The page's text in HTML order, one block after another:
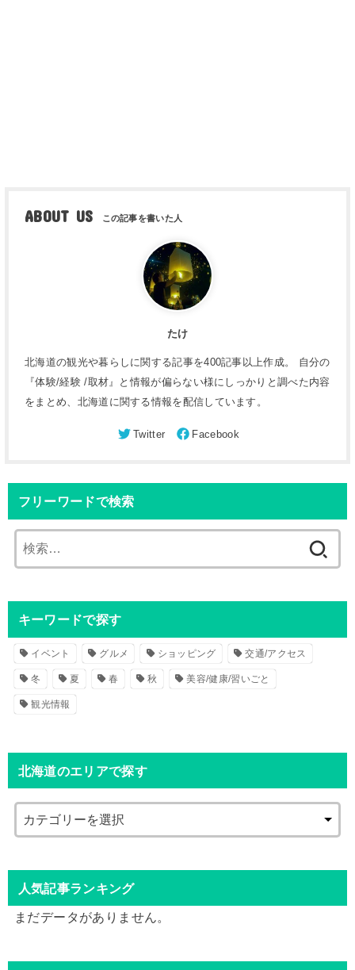
ABOUT US
たけ
北海道の観光や暮らしに関する記事を400記事以上作成。 自分の
『体験/経験 /取材』と情報が偏らない様にしっかりと調べた内容
をまとめ、北海道に関する情報を配信しています。
フリーワードで検索
索
キーワードで探す
イベント グルメ ショッピング 交通/アクセス
冬 夏 春 秋 美容/健康/習いごと
観光情報
北海道のエリアで探す
人気記事ランキング
まだデータがありません。